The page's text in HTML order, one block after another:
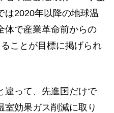
は2020年以降の地球温
体で産業革命前からの
ことが目標に掲げられ
って、先進国だけで
室効果ガス削減に取り